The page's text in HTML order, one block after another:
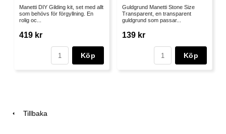
Manetti DIY Gilding kit, set med allt
som behövs för förgyllning. En
rolig oc...
419 kr
Köp
Guldgrund Manetti Stone Size
Transparent, en transparent
guldgrund som passar...
139 kr
Köp
Tillbaka